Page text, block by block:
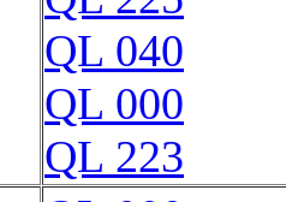
QL 040
QL 000
QL 223